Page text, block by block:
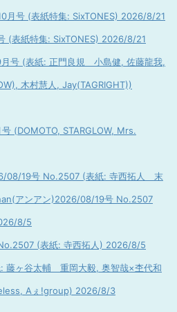
月号 (表紙特集: SixTONES) 2026/8/21
(表紙特集: SixTONES) 2026/8/21
号 (表紙: 正門良規 小島健, 佐藤龍我,
木村慧人, Jay(TAGRIGHT))
(DOMOTO, STARGLOW, Mrs.
08/19号 No.2507 (表紙: 寺西拓人 末
アンアン)2026/08/19号 No.2507
8/5
(表紙: 寺西拓人) 2026/8/5
藤ヶ谷太輔 重岡大毅, 奥智哉×杢代和
Aぇ!group) 2026/8/3